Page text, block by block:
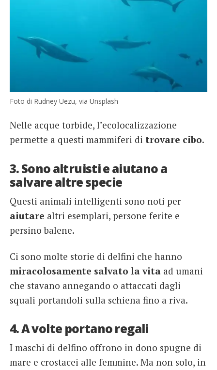
Foto di Rudney Uezu, via Unsplash
Nelle acque torbide, l’ecolocalizzazione
permette a questi mammiferi di trovare cibo.
3. Sono altruisti e aiutano a
salvare altre specie
Questi animali intelligenti sono noti per
aiutare altri esemplari, persone ferite e
persino balene.
Ci sono molte storie di delfini che hanno
miracolosamente salvato la vita ad umani
che stavano annegando o attaccati dagli
squali portandoli sulla schiena fino a riva.
4. A volte portano regali
I maschi di delfino offrono in dono spugne di
mare e crostacei alle femmine. Ma non solo, in